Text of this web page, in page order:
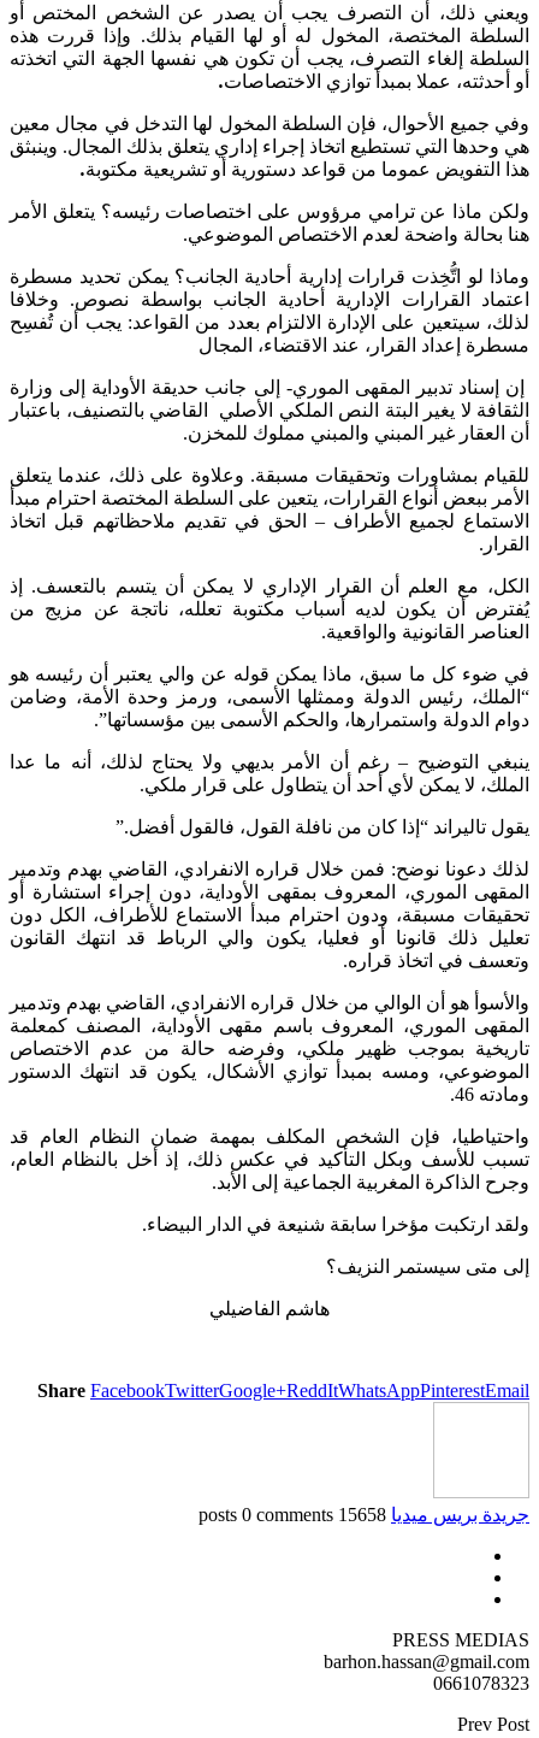
ويعني ذلك، أن التصرف يجب أن يصدر عن الشخص المختص أو
السلطة المختصة، المخول له أو لها القيام بذلك. وإذا قررت هذه
السلطة إلغاء التصرف، يجب أن تكون هي نفسها الجهة التي اتخذته
أو أحدثته، عملا بمبدأ توازي الاختصاصات.
وفي جميع الأحوال، فإن السلطة المخول لها التدخل في مجال معين
هي وحدها التي تستطيع اتخاذ إجراء إداري يتعلق بذلك المجال. وينبثق
هذا التفويض عموما من قواعد دستورية أو تشريعية مكتوبة.
ولكن ماذا عن ترامي مرؤوس على اختصاصات رئيسه؟ يتعلق الأمر
هنا بحالة واضحة لعدم الاختصاص الموضوعي.
وماذا لو اتُّخِذت قرارات إدارية أحادية الجانب؟ يمكن تحديد مسطرة
اعتماد القرارات الإدارية أحادية الجانب بواسطة نصوص. وخلافا
لذلك، سيتعين على الإدارة الالتزام بعدد من القواعد: يجب أن تُفسِح
مسطرة إعداد القرار، عند الاقتضاء، المجال
إن إسناد تدبير المقهى الموري- إلى جانب حديقة الأوداية إلى وزارة
الثقافة لا يغير البتة النص الملكي الأصلي القاضي بالتصنيف، باعتبار
أن العقار غير المبني والمبني مملوك للمخزن.
للقيام بمشاورات وتحقيقات مسبقة. وعلاوة على ذلك، عندما يتعلق
الأمر ببعض أنواع القرارات، يتعين على السلطة المختصة احترام مبدأ
الاستماع لجميع الأطراف – الحق في تقديم ملاحظاتهم قبل اتخاذ
القرار.
الكل، مع العلم أن القرار الإداري لا يمكن أن يتسم بالتعسف. إذ
يُفترض أن يكون لديه أسباب مكتوبة تعلله، ناتجة عن مزيج من
العناصر القانونية والواقعية.
في ضوء كل ما سبق، ماذا يمكن قوله عن والي يعتبر أن رئيسه هو
“الملك، رئيس الدولة وممثلها الأسمى، ورمز وحدة الأمة، وضامن
دوام الدولة واستمرارها، والحكم الأسمى بين مؤسساتها”.
ينبغي التوضيح – رغم أن الأمر بديهي ولا يحتاج لذلك، أنه ما عدا
الملك، لا يمكن لأي أحد أن يتطاول على قرار ملكي.
يقول تاليراند “إذا كان من نافلة القول، فالقول أفضل.”
لذلك دعونا نوضح: فمن خلال قراره الانفرادي، القاضي بهدم وتدمير
المقهى الموري، المعروف بمقهى الأوداية، دون إجراء استشارة أو
تحقيقات مسبقة، ودون احترام مبدأ الاستماع للأطراف، الكل دون
تعليل ذلك قانونا أو فعليا، يكون والي الرباط قد انتهك القانون
وتعسف في اتخاذ قراره.
والأسوأ هو أن الوالي من خلال قراره الانفرادي، القاضي بهدم وتدمير
المقهى الموري، المعروف باسم مقهى الأوداية، المصنف كمعلمة
تاريخية بموجب ظهير ملكي، وفرضه حالة من عدم الاختصاص
الموضوعي، ومسه بمبدأ توازي الأشكال، يكون قد انتهك الدستور
ومادته 46.
واحتياطيا، فإن الشخص المكلف بمهمة ضمان النظام العام قد
تسبب للأسف وبكل التأكيد في عكس ذلك، إذ أخل بالنظام العام،
وجرح الذاكرة المغربية الجماعية إلى الأبد.
ولقد ارتكبت مؤخرا سابقة شنيعة في الدار البيضاء.
إلى متى سيستمر النزيف؟
هاشم الفاضيلي
Share FacebookTwitterGoogle+ReddItWhatsAppPinterestEmail
جريدة بريس ميديا 15658 posts
0 comments
PRESS MEDIAS
barhon.hassan@gmail.com
0661078323
Prev Post